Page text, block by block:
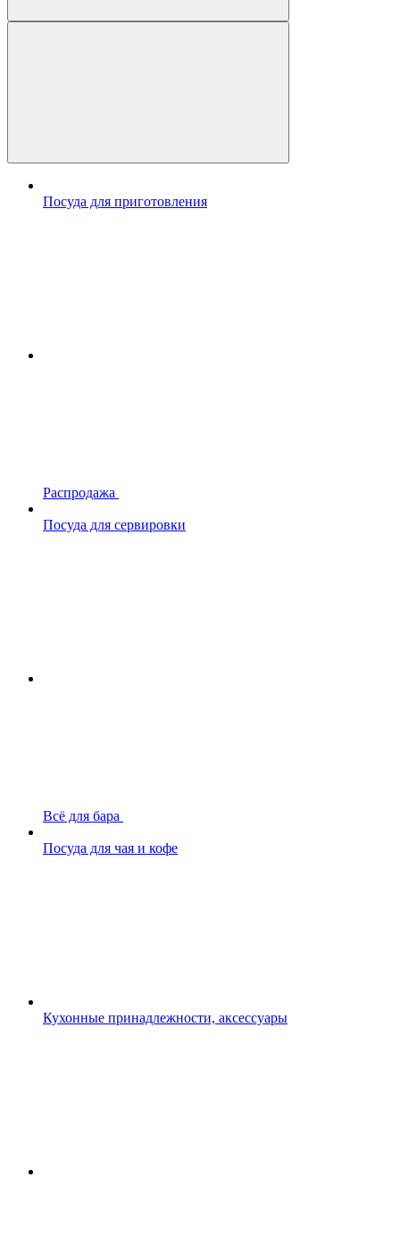
Посуда для приготовления
Распродажа
Посуда для сервировки
Всё для бара
Посуда для чая и кофе
Кухонные принадлежности, аксессуары